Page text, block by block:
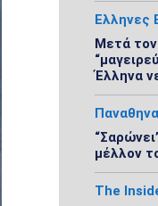
Ελληνες
Μετά
Έλληνα
μέλλον
The